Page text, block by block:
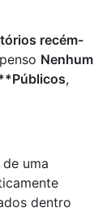
recém-
Nenhum
,
uma
dentro